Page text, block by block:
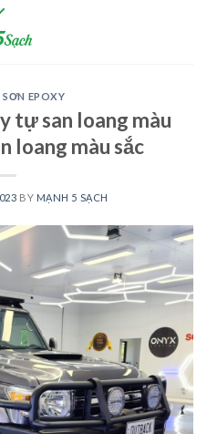
EPOXY
tự san loang màu
loang màu sắc
BY MẠNH 5 SẠCH